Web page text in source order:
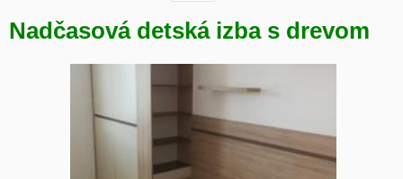
Nadčasová detská izba s drevom